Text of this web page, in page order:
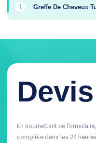
1 Greffe De Cheveux
Devis
En soumettant ce
complète dans les 24